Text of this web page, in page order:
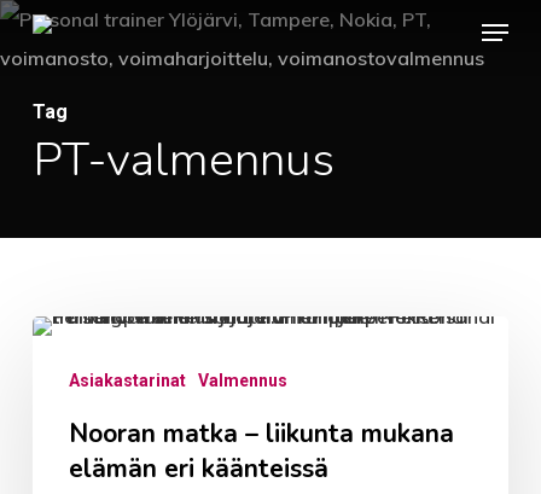
Skip
to
Menu
Tag
PT-valmennus
Nooran
matkaAsiakastarinat Valmennus
Nooran matka – liikunta mukana
elämän eri käänteissä